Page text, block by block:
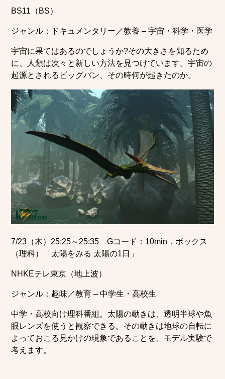
BS11（BS）
ジャンル：ドキュメンタリー／教養 – 宇宙・科学・医学
宇宙に果てはあるのでしょうか?その大きさを知るため
に、人類は次々と新しい方法を見つけています。宇宙の
起源とされるビッグバン、その時何が起きたのか。
7/23（木）25:25～25:35 Gコード：10min．ボックス
（理科）「太陽をみる 太陽の1日」
NHKEテレ東京（地上波）
ジャンル：趣味／教育 – 中学生・高校生
中学・高校向け理科番組。太陽の動きは、透明半球や魚
眼レンズを使うと観察できる。その動きは地球の自転に
よっておこる見かけの現象であることを、モデル実験で
考えます。